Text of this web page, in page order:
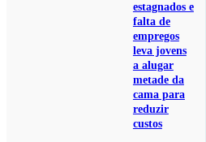
estagnados e
falta de
empregos
leva jovens
a alugar
metade da
cama para
reduzir
custos